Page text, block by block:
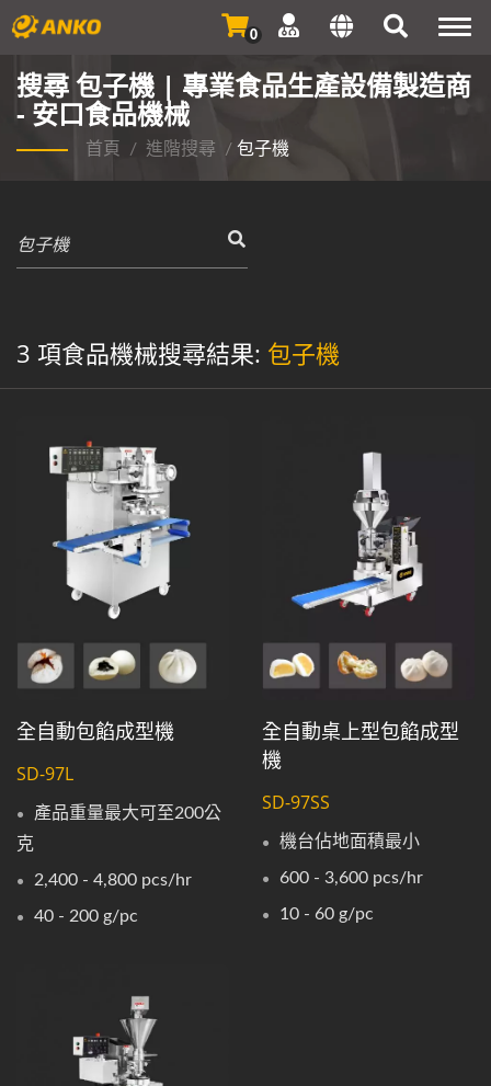
0
搜尋 包子機 | 專業食品生產設備製造商
- 安口食品機械
首頁 / 進階搜尋 / 包子機
3 項食品機械搜尋結果: 包子機
全自動包餡成型機
SD-97L
產品重量最大可至200公
克
2,400 - 4,800 pcs/hr
40 - 200 g/pc
全自動桌上型包餡成型
機
SD-97SS
機台佔地面積最小
600 - 3,600 pcs/hr
10 - 60 g/pc